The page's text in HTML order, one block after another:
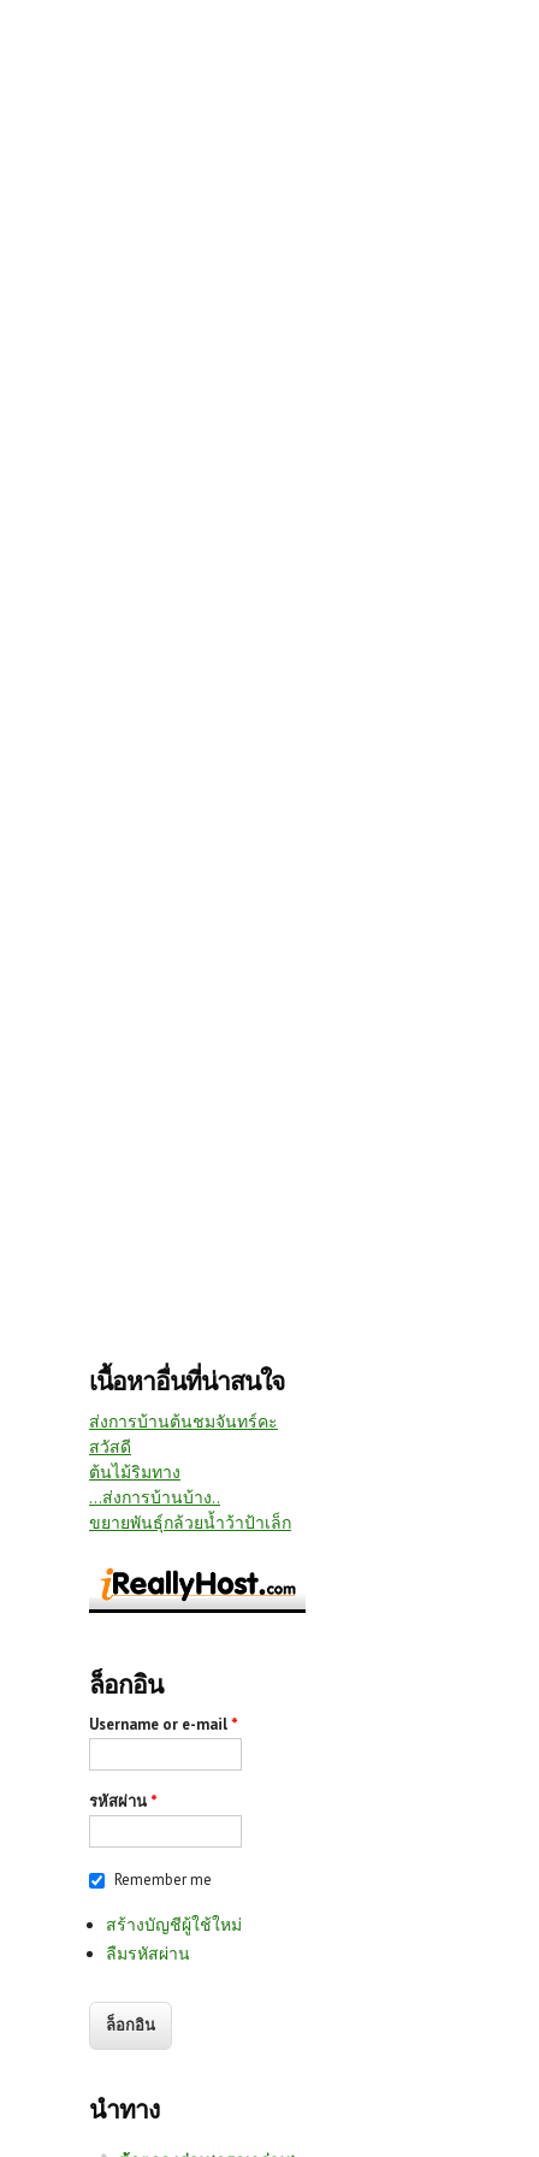
เนื้อหาอื่นที่น่าสนใจ
ส่งการบ้านต้นชมจันทร์คะ
สวัสดี
ต้นไม้ริมทาง
...ส่งการบ้านบ้าง..
ขยายพันธุ์กล้วยน้ำว้าป้าเล็ก
ล็อกอิน
Username or e-mail *
รหัสผ่าน *
Remember me
สร้างบัญชีผู้ใช้ใหม่
ลืมรหัสผ่าน
นำทาง